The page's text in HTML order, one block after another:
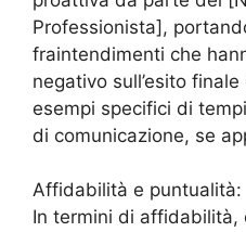
Professionista],
fraintendimenti che
negativo sull’esito
esempi specifici di
di comunicazione, se
Affidabilità e puntualità:
In termini di affidabilità,